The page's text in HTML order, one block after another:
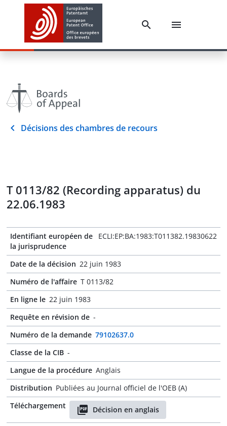
Décisions des chambres de recours
T 0113/82 (Recording apparatus) du
22.06.1983
Identifiant européen de
la jurisprudence
ECLI:EP:BA:1983:T011382.19830622
Date de la décision 22 juin 1983
Numéro de l'affaire T 0113/82
En ligne le 22 juin 1983
Requête en révision de -
Numéro de la demande 79102637.0
Classe de la CIB -
Langue de la procédure Anglais
Distribution Publiées au Journal officiel de l'OEB (A)
Téléchargement
Décision en anglais